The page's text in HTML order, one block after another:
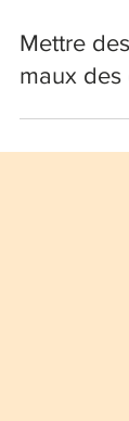
Mettre
maux des